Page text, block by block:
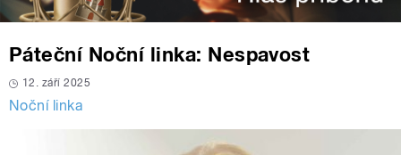
Páteční Noční linka: Nespavost
12. září 2025
Noční linka